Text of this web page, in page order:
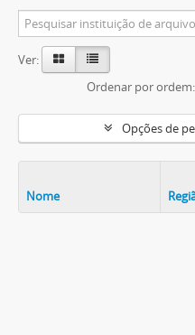
Ver:
Ordenar por ordem:
Opções de
Nome